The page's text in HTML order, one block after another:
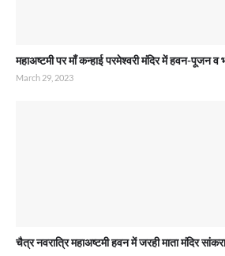
महाअष्टमी पर माँ कन्हाई परमेश्वरी मंदिर में हवन-पूजन व
March 29, 2023
चैत्र नवरात्रि महाअष्टमी हवन में जरही माता मंदिर